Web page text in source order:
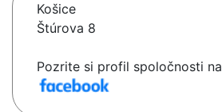
Košice
Štúrova 8
Pozrite si profil spoločnosti na